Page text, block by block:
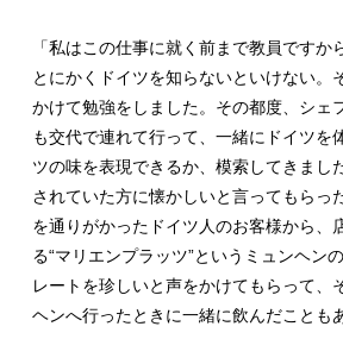
「私はこの仕事に就く前まで教員ですか
とにかくドイツを知らないといけない。
かけて勉強をしました。その都度、シェ
も交代で連れて行って、一緒にドイツを
ツの味を表現できるか、模索してきまし
されていた方に懐かしいと言ってもらっ
を通りがかったドイツ人のお客様から、
る“マリエンプラッツ”というミュンヘン
レートを珍しいと声をかけてもらって、
ヘンへ行ったときに一緒に飲んだことも